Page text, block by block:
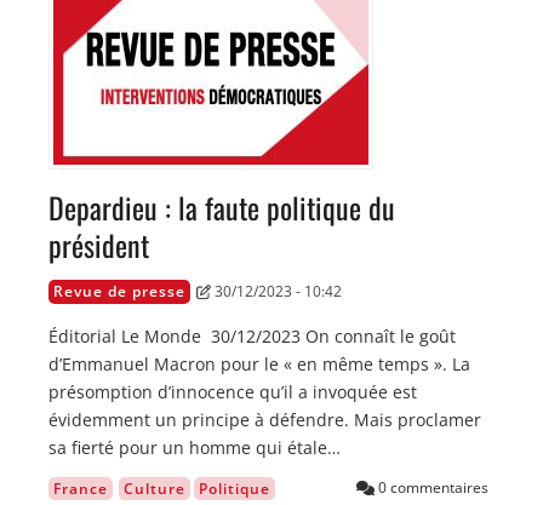
Depardieu : la faute politique du
président
Revue de presse 30/12/2023 - 10:42
Éditorial Le Monde 30/12/2023 On connaît le goût
d’Emmanuel Macron pour le « en même temps ». La
présomption d’innocence qu’il a invoquée est
évidemment un principe à défendre. Mais proclamer
sa fierté pour un homme qui étale…
France Culture Politique 0 commentaires